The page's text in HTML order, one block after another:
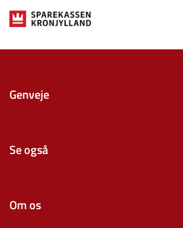
Genveje
Se også
Om os